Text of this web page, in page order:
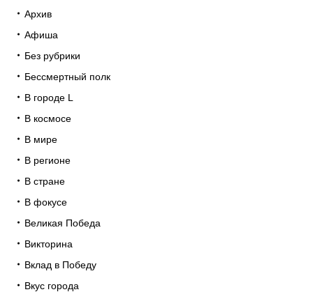
Архив
Афиша
Без рубрики
Бессмертный полк
В городе L
В космосе
В мире
В регионе
В стране
В фокусе
Великая Победа
Викторина
Вклад в Победу
Вкус города